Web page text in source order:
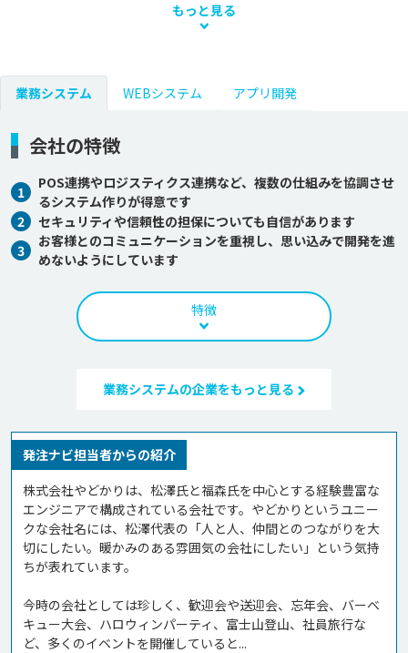
もっと見る
業務システム WEBシステム アプリ開発
会社の特徴
1
POS連携やロジスティクス連携など、複数の仕組みを協調させ
るシステム作りが得意です
2
セキュリティや信頼性の担保についても自信があります
3
お客様とのコミュニケーションを重視し、思い込みで開発を進
めないようにしています
特徴
業務システムの企業をもっと見る
発注ナビ担当者からの紹介
株式会社やどかりは、松澤氏と福森氏を中心とする経験豊富な
エンジニアで構成されている会社です。やどかりというユニー
クな会社名には、松澤代表の「人と人、仲間とのつながりを大
切にしたい。暖かみのある雰囲気の会社にしたい」という気持
ちが表れています。
今時の会社としては珍しく、歓迎会や送迎会、忘年会、バーベ
キュー大会、ハロウィンパーティ、富士山登山、社員旅行な
ど、多くのイベントを開催していると...